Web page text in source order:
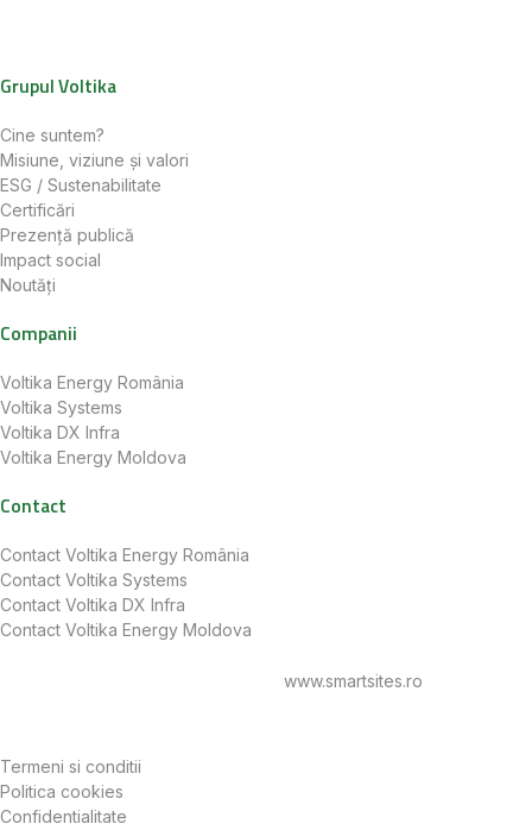
Grupul Voltika
Cine suntem?
Misiune, viziune și valori
ESG / Sustenabilitate
Certificări
Prezență publică
Impact social
Noutăți
Companii
Voltika Energy România
Voltika Systems
Voltika DX Infra
Voltika Energy Moldova
Contact
Contact Voltika Energy România
Contact Voltika Systems
Contact Voltika DX Infra
Contact Voltika Energy Moldova
www.smartsites.ro
Termeni si conditii
Politica cookies
Confidentialitate